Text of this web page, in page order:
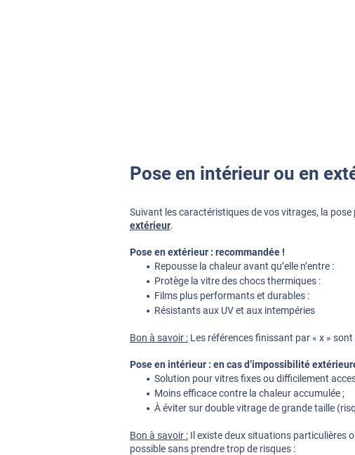
Pose en intérieur ou en
Suivant les caractéristiques de vos vitrages, la pose
extérieur.
Pose en extérieur : recommandée !
Repousse la chaleur avant qu’elle n’entre :
Protège la vitre des chocs thermiques :
Films plus performants et durables :
Résistants aux UV et aux intempéries
Bon à savoir : Les références finissant par « x »
Pose en intérieur : en cas d’impossibilité
Solution pour vitres fixes ou difficilement
Moins efficace contre la chaleur accumulée ;
À éviter sur double vitrage de grande taille
Bon à savoir : Il existe deux situations particulières
possible sans prendre trop de risques :